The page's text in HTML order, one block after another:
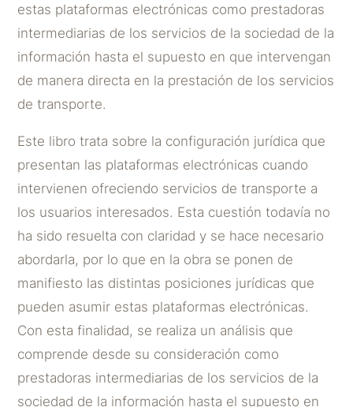
estas plataformas electrónicas como prestadoras
intermediarias de los servicios de la sociedad de la
información hasta el supuesto en que intervengan
de manera directa en la prestación de los servicios
de transporte.
Este libro trata sobre la configuración jurídica que
presentan las plataformas electrónicas cuando
intervienen ofreciendo servicios de transporte a
los usuarios interesados. Esta cuestión todavía no
ha sido resuelta con claridad y se hace necesario
abordarla, por lo que en la obra se ponen de
manifiesto las distintas posiciones jurídicas que
pueden asumir estas plataformas electrónicas.
Con esta finalidad, se realiza un análisis que
comprende desde su consideración como
prestadoras intermediarias de los servicios de la
sociedad de la información hasta el supuesto en